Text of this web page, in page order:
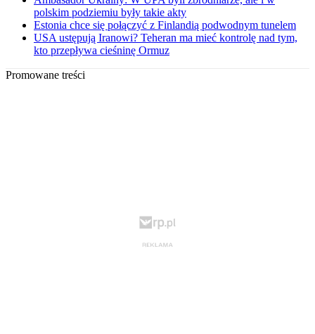
polskim podziemiu były takie akty
Estonia chce się połączyć z Finlandią podwodnym tunelem
USA ustępują Iranowi? Teheran ma mieć kontrolę nad tym,
kto przepływa cieśninę Ormuz
Promowane treści